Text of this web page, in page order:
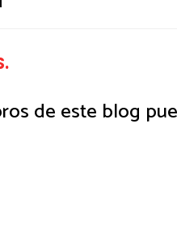
de este blog